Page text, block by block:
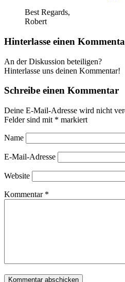
Best Regards,
Robert
Hinterlasse einen
An der Diskussion beteiligen?
Hinterlasse uns deinen Kommentar!
Schreibe einen Kommentar
Deine E-Mail-Adresse wird nicht
Felder sind mit * markiert
Name
E-Mail-Adresse
Website
Kommentar *